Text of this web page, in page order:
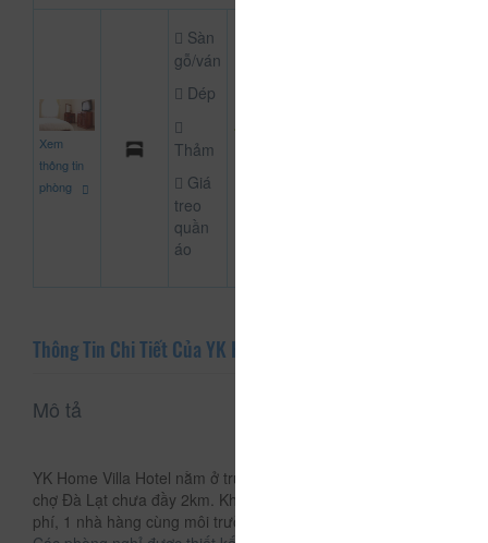
Xem
thông tin
phòng
Sàn
gỗ/ván
Dép
Thảm
Giá
treo
quần
áo
1.000.000
Thông Tin Chi Tiết Của YK Home
Mô tả
YK Home Villa Hotel nằm ở trung tâm thành phố Đà Lạt, cách
chợ Đà Lạt chưa đầy 2km. Khách sạn cung cấp Wi-Fi miễn
phí, 1 nhà hàng cùng môi trường yên bình thư giãn.